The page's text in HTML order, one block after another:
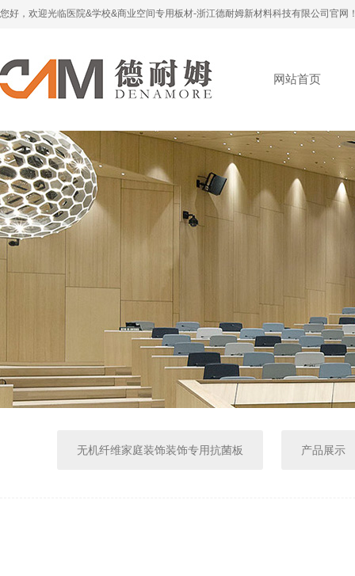
您好，欢迎光临医院&学校&商业空间专用板材-浙江德耐姆新材料科技有限公司官网
网站首页
无机纤维家庭装饰装饰专用抗菌板 产品展示